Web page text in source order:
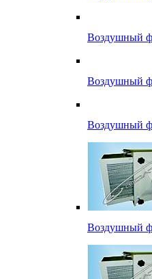
Воздушный
Воздушный
Воздушный
Воздушный